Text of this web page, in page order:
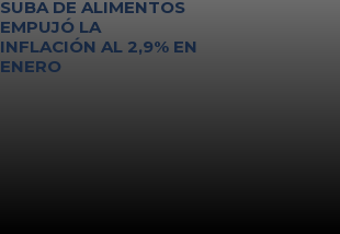
SUBA DE ALIMENTOS
EMPUJÓ LA
INFLACIÓN AL 2,9% EN
ENERO